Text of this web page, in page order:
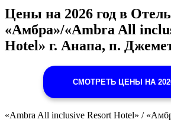
Цены на 2026 год в Отель
«Амбра»/«Ambra All
Hotel» г. Анапа, п.
СМОТРЕТЬ ЦЕНЫ НА
«Ambra All inclusive Resort Hotel» /